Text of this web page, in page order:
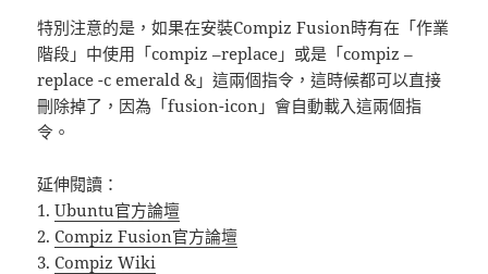
特別注意的是，如果在安裝Compiz Fusion時有在「作業
階段」中使用「compiz –replace」或是「compiz –
replace -c emerald &」這兩個指令，這時候都可以直接
刪除掉了，因為「fusion-icon」會自動載入這兩個指
令。
延伸閱讀：
1.Ubuntu官方論壇
2.Compiz Fusion官方論壇
3.Compiz Wiki